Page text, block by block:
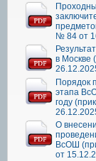
№ 84 от
в
Порядок
этапа
году
О
ВсОШ
от